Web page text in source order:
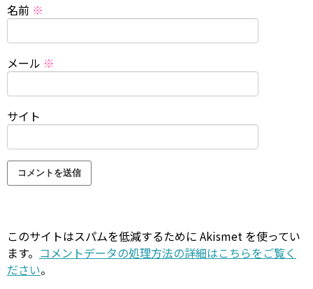
名前 ※
メール ※
サイト
このサイトはスパムを低減するために Akismet を使ってい
ます。 コメントデータの処理方法の詳細はこちらをご覧く
ださい。